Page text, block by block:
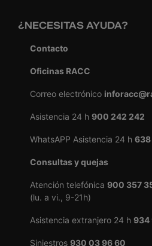
¿NECESITAS AYUDA?
Contacto
Oficinas RACC
Correo electrónico
Asistencia 24 h 900 242 242
WhatsAPP Asistencia 24 h 638
Consultas y quejas
Atención telefónica 900 357
(lu. a vi., 9-21h)
Asistencia extranjero 24 h 934
Siniestros 930 03 96 60